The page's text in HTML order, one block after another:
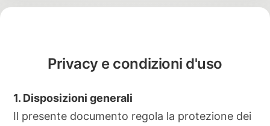
Privacy e condizioni d'uso
1. Disposizioni generali
Il presente documento regola la protezione dei